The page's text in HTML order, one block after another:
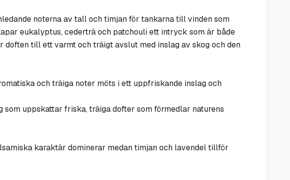
noterna av tall och timjan för tankarna till vinden som
eukalyptus, cederträ och patchouli ett intryck som är både
till ett varmt och träigt avslut med inslag av skog och den
och träiga noter möts i ett uppfriskande inslag och
uppskattar friska, träiga dofter som förmedlar naturens
karaktär dominerar medan timjan och lavendel tillför